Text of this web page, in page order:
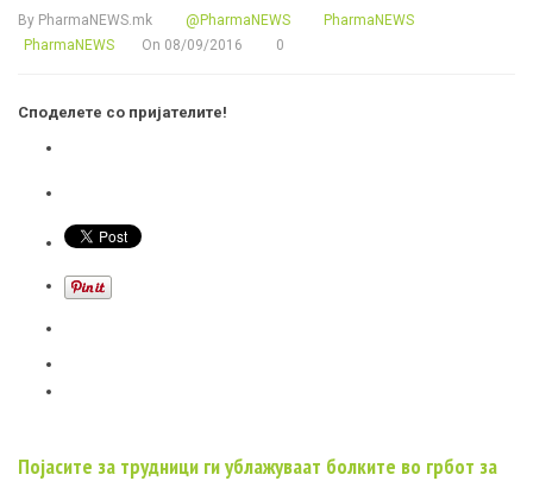
By PharmaNEWS.mk @PharmaNEWS
PharmaNEWS
PharmaNEWS
On 08/09/2016 0
Споделете со пријателите!
Појасите за трудници ги ублажуваат болките во грбот за